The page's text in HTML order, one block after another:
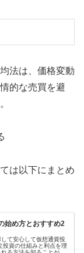
法は、価格変動
的な売買を避
は以下にまとめ
始め方とおすすめ2
て安心して仮想通貨投
投資の仕組みと利点を理